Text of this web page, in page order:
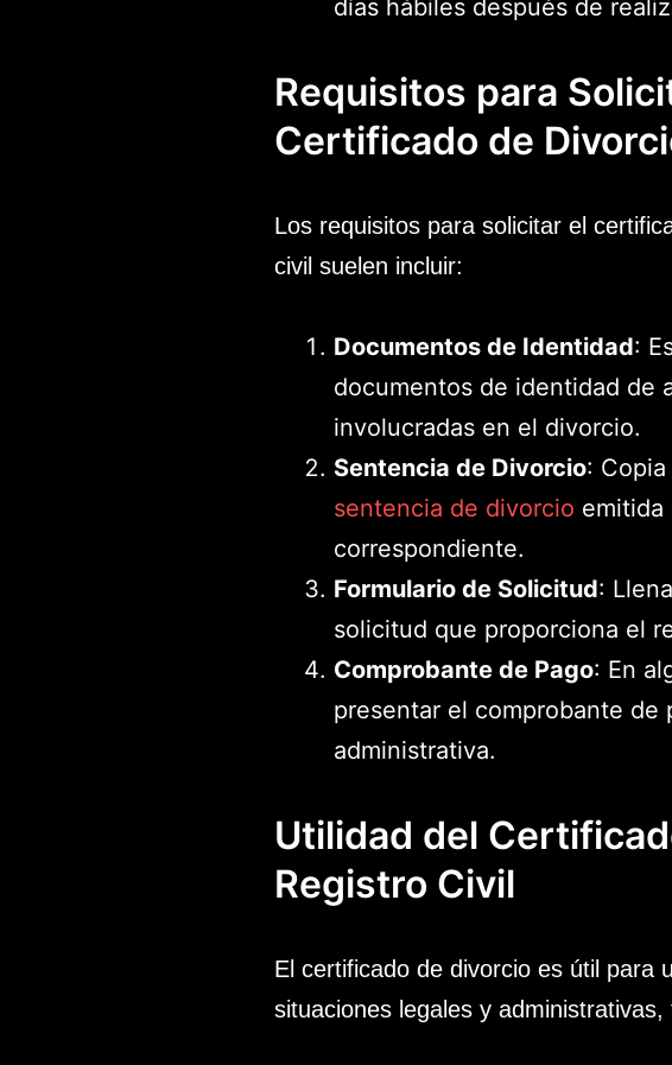
días hábiles después de
Requisitos para
Certificado de
Los requisitos para solicitar el
civil suelen incluir:
Documentos de Identidad:
documentos de identidad de
involucradas en el divorcio.
Sentencia de Divorcio:
sentencia de divorcio emitida
correspondiente.
Formulario de Solicitud:
solicitud que proporciona el
Comprobante de Pago: En
presentar el comprobante de
administrativa.
Utilidad del
Registro Civil
El certificado de divorcio es útil para
situaciones legales y administrativas,